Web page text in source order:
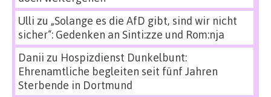
Ulli zu „Solange es die AfD gibt, sind wir nicht
sicher“: Gedenken an Sinti:zze und Rom:nja
Danii zu Hospizdienst Dunkelbunt:
Ehrenamtliche begleiten seit fünf Jahren
Sterbende in Dortmund